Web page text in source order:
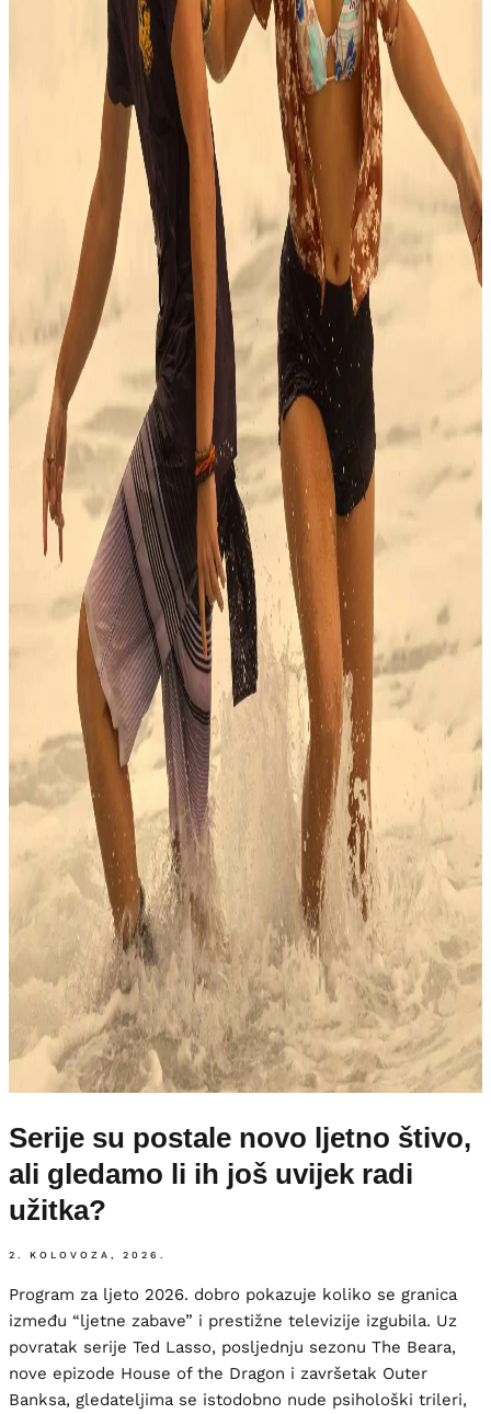
Serije su postale novo ljetno štivo,
ali gledamo li ih još uvijek radi
užitka?
2. KOLOVOZA, 2026.
Program za ljeto 2026. dobro pokazuje koliko se granica
između “ljetne zabave” i prestižne televizije izgubila. Uz
povratak serije Ted Lasso, posljednju sezonu The Beara,
nove epizode House of the Dragon i završetak Outer
Banksa, gledateljima se istodobno nude psihološki trileri,